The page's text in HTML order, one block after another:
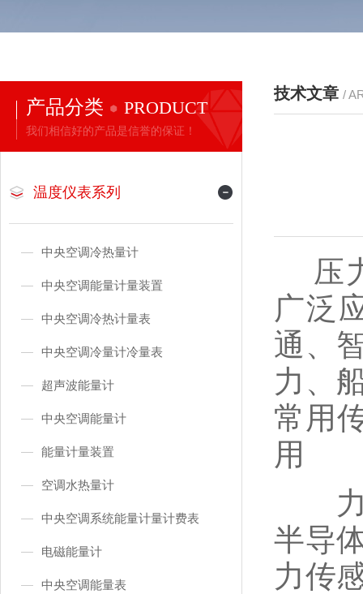
产品分类 PRODUCT
我们相信好的产品是信誉的保证！
温度仪表系列
中央空调冷热量计
中央空调能量计量装置
中央空调冷热计量表
中央空调冷量计冷量表
超声波能量计
中央空调能量计
能量计量装置
空调水热量计
中央空调系统能量计量计费表
电磁能量计
中央空调能量表
技术文章 /
压
广泛
通、
力、
常用
用
力
半导
力传